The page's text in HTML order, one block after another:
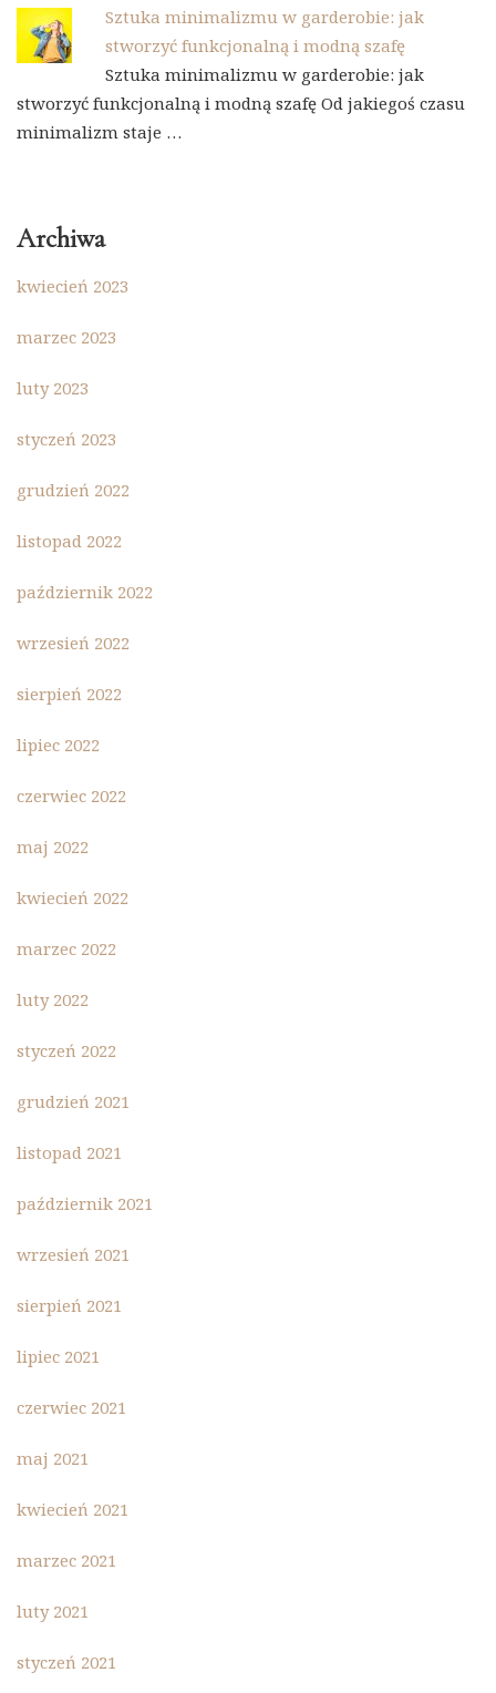
Sztuka minimalizmu w garderobie: jak
stworzyć funkcjonalną i modną szafę
Sztuka minimalizmu w garderobie: jak
stworzyć funkcjonalną i modną szafę Od jakiegoś czasu
minimalizm staje …
Archiwa
kwiecień 2023
marzec 2023
luty 2023
styczeń 2023
grudzień 2022
listopad 2022
październik 2022
wrzesień 2022
sierpień 2022
lipiec 2022
czerwiec 2022
maj 2022
kwiecień 2022
marzec 2022
luty 2022
styczeń 2022
grudzień 2021
listopad 2021
październik 2021
wrzesień 2021
sierpień 2021
lipiec 2021
czerwiec 2021
maj 2021
kwiecień 2021
marzec 2021
luty 2021
styczeń 2021